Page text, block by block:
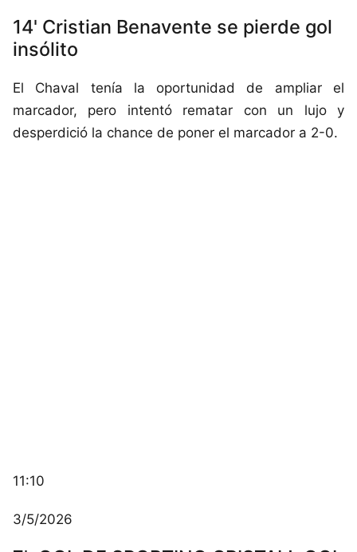
14' Cristian Benavente se pierde gol
insólito
El Chaval tenía la oportunidad de ampliar el
marcador, pero intentó rematar con un lujo y
desperdició la chance de poner el marcador a 2-0.
11:10
3/5/2026